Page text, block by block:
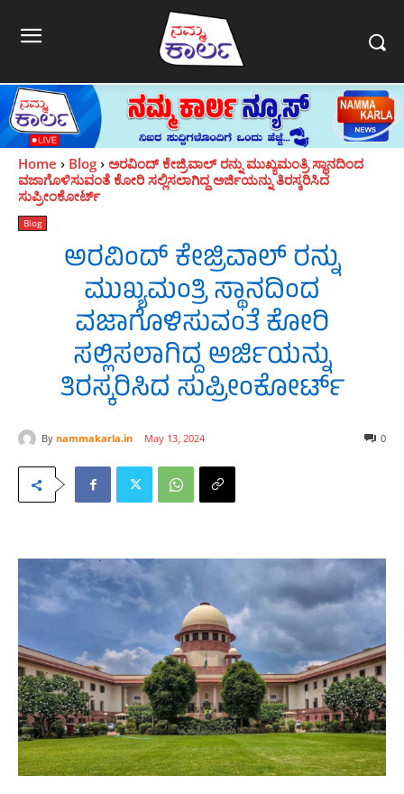
Home Blog
ಅರವಿಂದ್ ಕೇಜ್ರಿವಾಲ್ ರನ್ನು ಮುಖ್ಯಮಂತ್ರಿ ಸ್ಥಾನದಿಂದ
ವಜಾಗೊಳಿಸುವಂತೆ ಕೋರಿ ಸಲ್ಲಿಸಲಾಗಿದ್ದ ಅರ್ಜಿಯನ್ನು ತಿರಸ್ಕರಿಸಿದ
ಸುಪ್ರೀಂಕೋರ್ಟ್
Blog
ಅರವಿಂದ್ ಕೇಜ್ರಿವಾಲ್ ರನ್ನು
ಮುಖ್ಯಮಂತ್ರಿ ಸ್ಥಾನದಿಂದ
ವಜಾಗೊಳಿಸುವಂತೆ ಕೋರಿ
ಸಲ್ಲಿಸಲಾಗಿದ್ದ ಅರ್ಜಿಯನ್ನು
ತಿರಸ್ಕರಿಸಿದ ಸುಪ್ರೀಂಕೋರ್ಟ್
By nammakarla.in May 13, 2024 0